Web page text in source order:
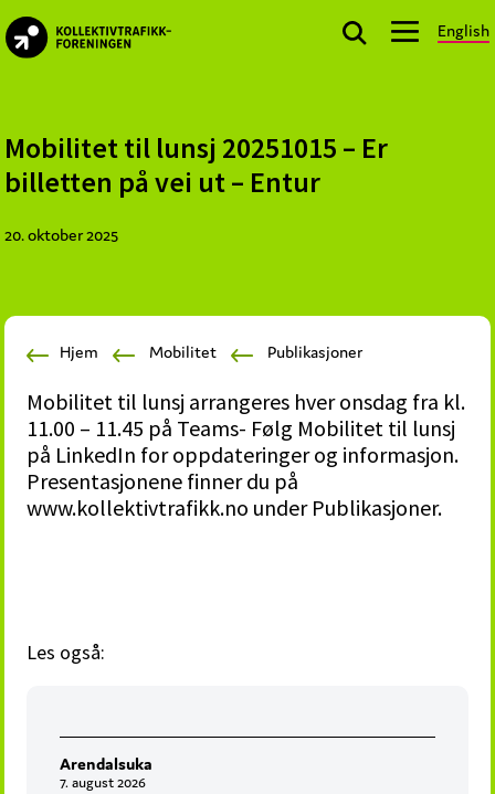
Skip
to
Skip
to
Skip
to
English
offentlige
aktører
planlegger,
kollektivtrafikk-
mobilitetstjenester
Mobilitet til lunsj 20251015 – Er
billetten på vei ut – Entur
20. oktober 2025
Hjem Mobilitet Publikasjoner
Mobilitet til lunsj arrangeres hver onsdag fra kl.
11.00 – 11.45 på Teams- Følg Mobilitet til lunsj
på LinkedIn for oppdateringer og informasjon.
Presentasjonene finner du på
www.kollektivtrafikk.no under Publikasjoner.
Les også:
Arendalsuka
7. august 2026